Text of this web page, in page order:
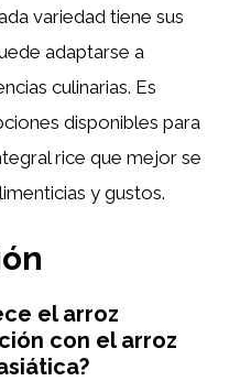
variedad tiene sus
adaptarse a
culinarias. Es
disponibles para
rice que mejor se
y gustos.
el arroz
con el arroz